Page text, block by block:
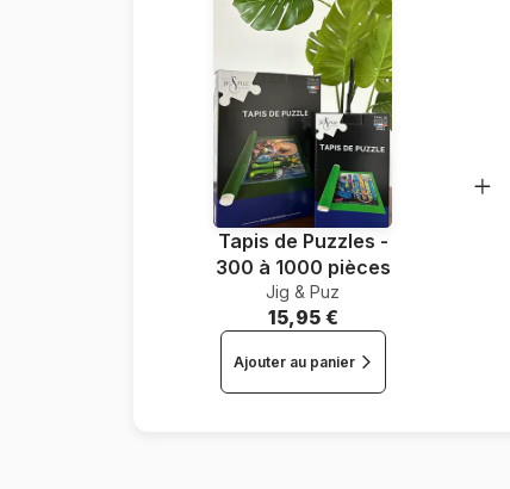
Tapis de Puzzles -
300 à 1000 pièces
Jig & Puz
15,95 €
Ajouter au panier